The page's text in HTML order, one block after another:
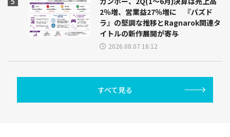
2％増、営業益27％増に 『パズド
ラ』の堅調な推移とRagnarok関連タ
イトルの新作展開が寄与
2026.08.07 16:12
すべて見る